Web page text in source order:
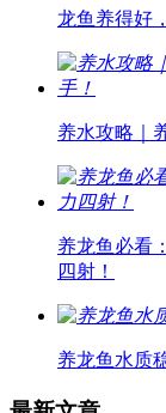
龙鱼养得好
养水攻略｜
养龙鱼必看
四射！
养龙鱼水质